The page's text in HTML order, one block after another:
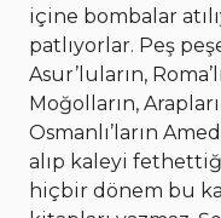
içine bombalar
patlıyorlar. Peş
Asur’luların,
Moğolların,
Osmanlı’ların
alıp kaleyi
hiçbir dönem bu